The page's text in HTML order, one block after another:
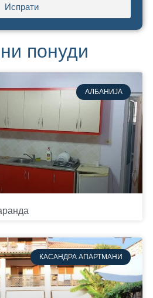
Испрати
понуди
АЛБАНИЈА
КАСАНДРА АПАРТМАНИ